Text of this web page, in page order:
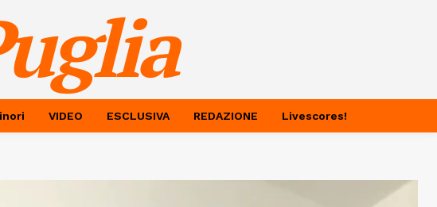
VIDEO ESCLUSIVA REDAZIONE Livescores!